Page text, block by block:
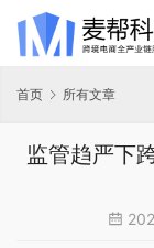
首页 所有文章
监管趋严下